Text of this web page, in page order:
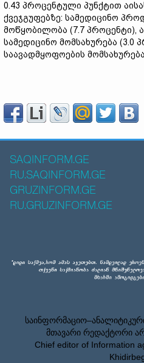
0.43 პროცენტული პუნქტით
ქვეჯგუფებზე: სამედიცინო
მოწყობილობა (7.7 პროცენტი),
სამედიცინო მომსახურება (3.0
საავადმყოფოების
SAQINFORM.GE
RU.SAQINFORM.GE
GRUZINFORM.GE
RU.GRUZINFORM.GE
მთავარი რედაქტორი
Chief editor of Information